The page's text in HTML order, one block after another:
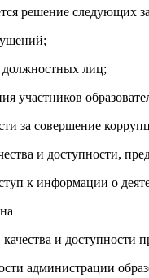
решение следующих
лиц;
участников
за совершение
и доступности,
к информации о
и доступности
администрации